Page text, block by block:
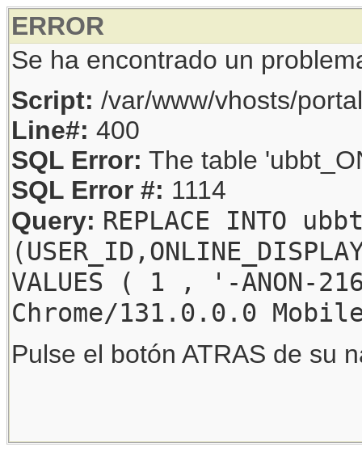
ERROR
Se ha encontrado un
Script: /var/www/vhosts/
Line#: 400
SQL Error: The table
SQL Error #: 1114
Query: REPLACE INTO
VALUES ( 1 , '-
Chrome/131.0.0.0
Pulse el botón ATRAS de su